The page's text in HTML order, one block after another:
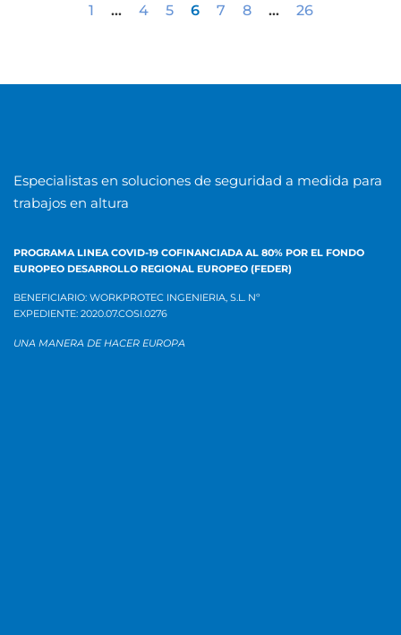
1 … 4 5 6 7 8 … 26
Especialistas en soluciones de seguridad a medida para
trabajos en altura
PROGRAMA LINEA COVID-19 COFINANCIADA AL 80% POR EL FONDO
EUROPEO DESARROLLO REGIONAL EUROPEO (FEDER)
BENEFICIARIO: WORKPROTEC INGENIERIA, S.L. Nº
EXPEDIENTE: 2020.07.COSI.0276
UNA MANERA DE HACER EUROPA